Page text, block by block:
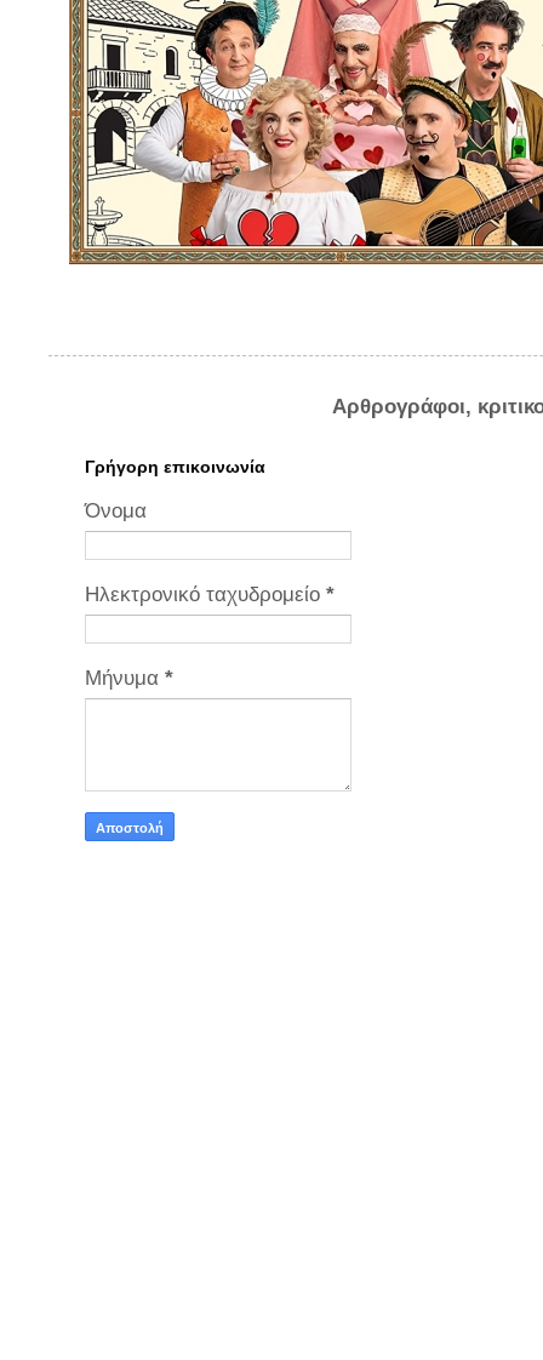
Αρθρογράφοι,
Γρήγορη επικοινωνία
Όνομα
Ηλεκτρονικό ταχυδρομείο *
Μήνυμα *